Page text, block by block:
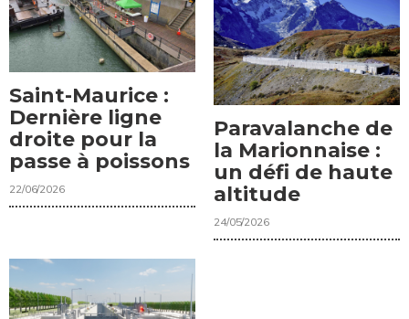
Saint-Maurice :
Dernière ligne
droite pour la
passe à poissons
22/06/2026
Paravalanche de
la Marionnaise :
un défi de haute
altitude
24/05/2026